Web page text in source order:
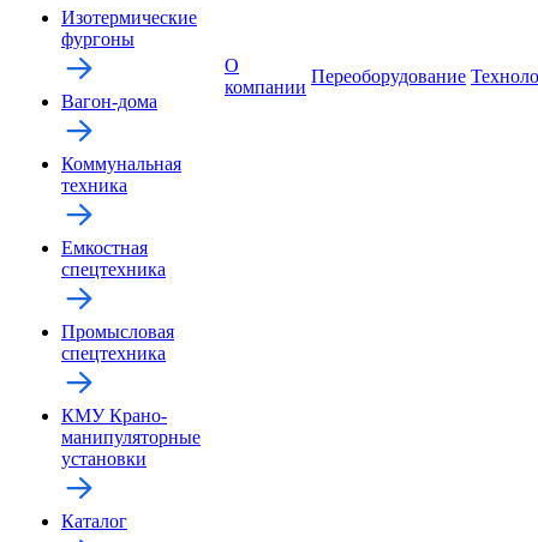
Изотермические
фургоны
Вагон-дома
Коммунальная
техника
Емкостная
спецтехника
Промысловая
спецтехника
КМУ Крано-
манипуляторные
установки
Каталог
О
компании
Переоборудование